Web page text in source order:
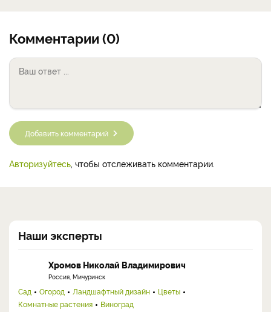
Комментарии (0)
Добавить комментарий
Авторизуйтесь , чтобы отслеживать комментарии.
Наши эксперты
Хромов Николай Владимирович
Россия, Мичуринск
Сад Огород Ландшафтный дизайн
Цветы
Комнатные растения
Виноград